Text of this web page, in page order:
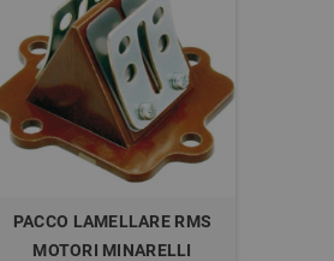
PACCO LAMELLARE RMS
MOTORI MINARELLI